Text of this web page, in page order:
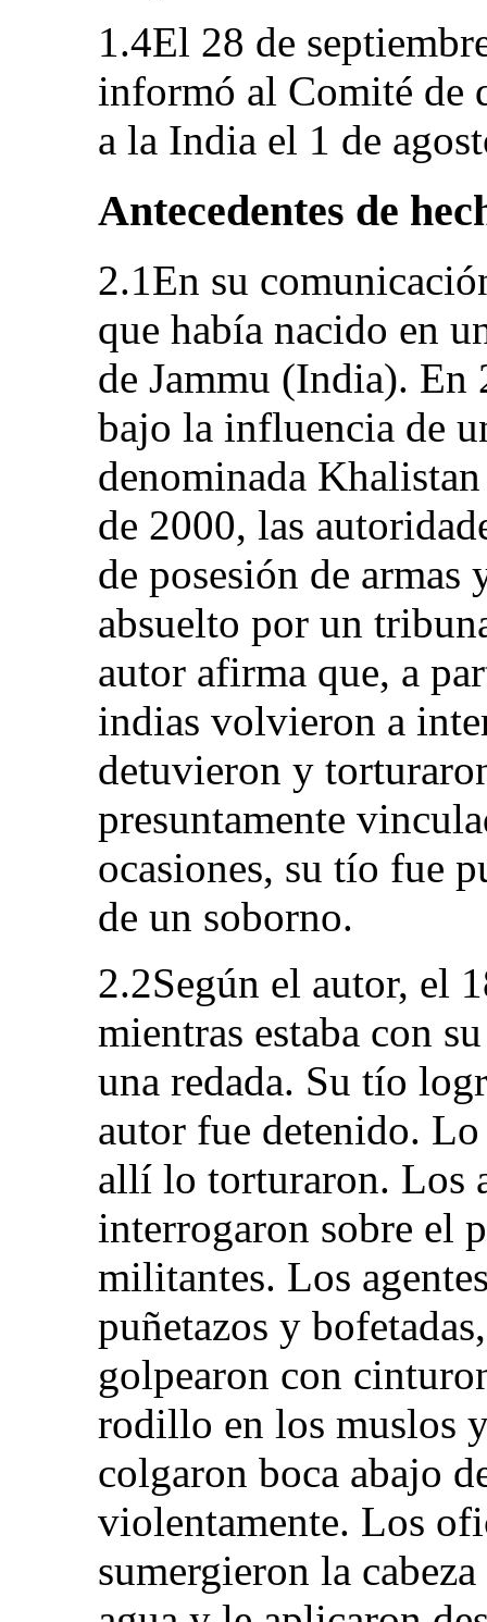
1.4El 28 de
informó al Comité de
a la India el 1 de
Antecedentes de
2.1En su
que había nacido en
de Jammu (India). En
bajo la influencia de
denominada
de 2000, las
de posesión de
absuelto por un
autor afirma que, a
indias volvieron a
detuvieron y
presuntamente
ocasiones, su tío fue
de un soborno.
2.2Según el autor, el
mientras estaba con
una redada. Su tío
autor fue detenido.
allí lo torturaron. Los
interrogaron sobre el
militantes. Los
puñetazos y
golpearon con
rodillo en los muslos
colgaron boca abajo
violentamente. Los
sumergieron la